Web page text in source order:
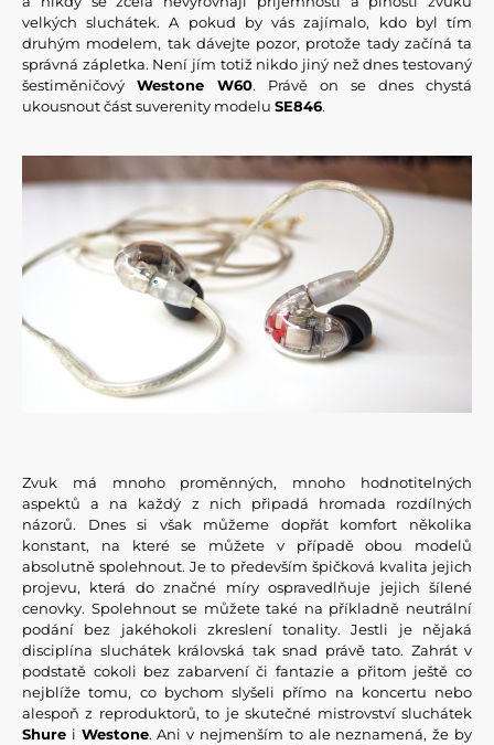
velkých sluchátek. A pokud by vás zajímalo, kdo byl tím
druhým modelem, tak dávejte pozor, protože tady začíná ta
správná zápletka. Není jím totiž nikdo jiný než dnes testovaný
šestiměničový Westone W60. Právě on se dnes chystá
ukousnout část suverenity modelu SE846.
Zvuk má mnoho proměnných, mnoho hodnotitelných
aspektů a na každý z nich připadá hromada rozdílných
názorů. Dnes si však můžeme dopřát komfort několika
konstant, na které se můžete v případě obou modelů
absolutně spolehnout. Je to především špičková kvalita jejich
projevu, která do značné míry ospravedlňuje jejich šílené
cenovky. Spolehnout se můžete také na příkladně neutrální
podání bez jakéhokoli zkreslení tonality. Jestli je nějaká
disciplína sluchátek královská tak snad právě tato. Zahrát v
podstatě cokoli bez zabarvení či fantazie a přitom ještě co
nejblíže tomu, co bychom slyšeli přímo na koncertu nebo
alespoň z reproduktorů, to je skutečné mistrovství sluchátek
Shure i Westone. Ani v nejmenším to ale neznamená, že by